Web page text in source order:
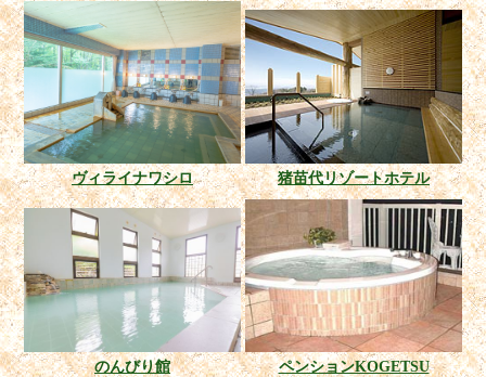
ヴィライナワシロ 猪苗代リゾートホテル
のんびり館 ペンションKOGETSU